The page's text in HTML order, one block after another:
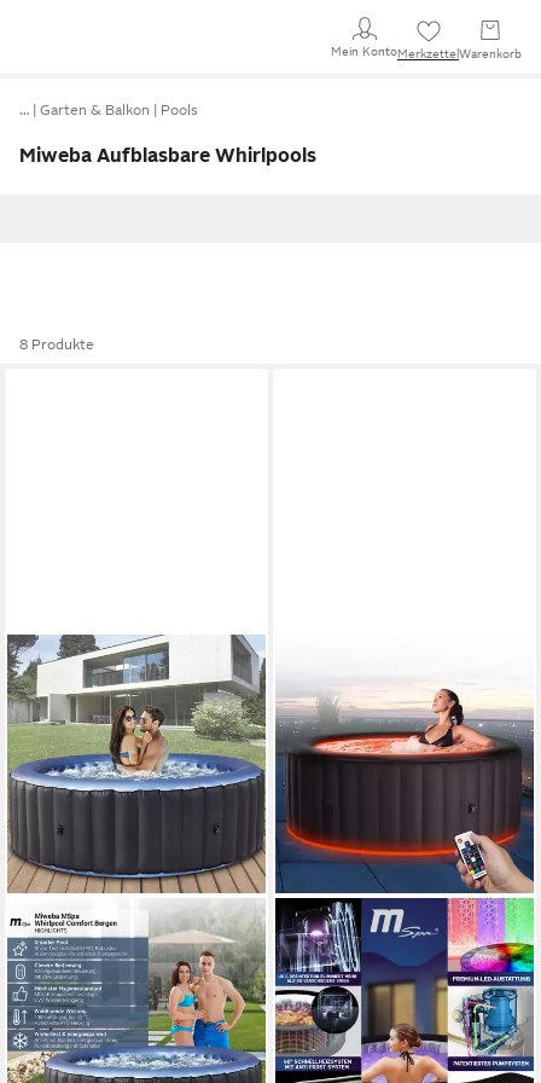
Mein KontoMerkzettel Warenkorb
… Garten & Balkon Pools
Miweba Aufblasbare Whirlpools
8 Produkte